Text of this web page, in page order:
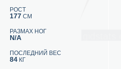
РОСТ
177 СМ
РАЗМАХ НОГ
N/A
ПОСЛЕДНИЙ ВЕС
84 КГ